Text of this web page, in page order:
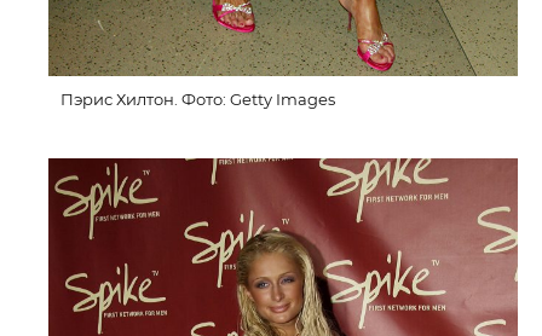
Пэрис Хилтон. Фото: Getty Images